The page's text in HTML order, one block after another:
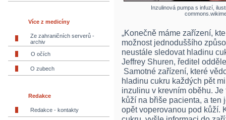
Více z medicíny
Ze zahraničních serverů -
archiv
O očích
O zubech
Redakce
Redakce - kontakty
Inzulinová pumpa s infuzí,
„Konečně máme zařízení,
možnost jednoduššího
neustále sledovat hladinu
Jeffrey Shuren, ředitel
Samotné zařízení, které
hladinu cukru každých pět
inzulinu v krevním oběhu.
kůží na břiše pacienta, a
opět voperovanou pod kůží.